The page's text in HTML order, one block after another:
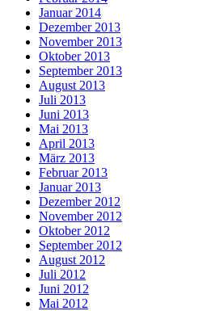
Januar 2014
Dezember 2013
November 2013
Oktober 2013
September 2013
August 2013
Juli 2013
Juni 2013
Mai 2013
April 2013
März 2013
Februar 2013
Januar 2013
Dezember 2012
November 2012
Oktober 2012
September 2012
August 2012
Juli 2012
Juni 2012
Mai 2012